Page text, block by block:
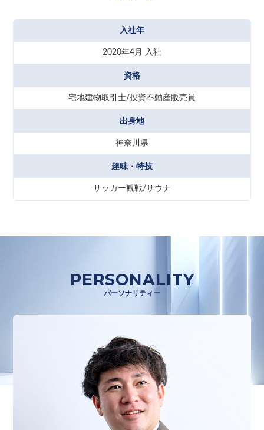
入社年
2020年4月 入社
資格
宅地建物取引士/投資不動産販売員
出身地
神奈川県
趣味・特技
サッカー観戦/サウナ
PERSONALITY
パーソナリティー